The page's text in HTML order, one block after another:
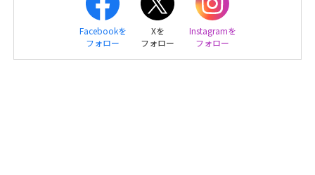
Facebookを
フォロー
Xを
フォロー
Instagramを
フォロー